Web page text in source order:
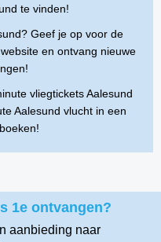
te vinden!
Geef je op voor de
en ontvang nieuwe
vliegtickets Aalesund
Aalesund vlucht in een
1e ontvangen?
aanbieding naar